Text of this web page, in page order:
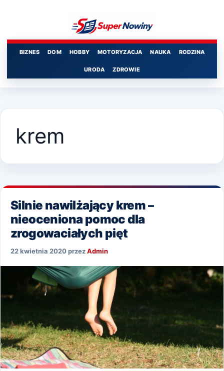
BIZNES DOM HOBBY MOTORYZACJA NAUKA RODZINA
URODA ZDROWIE
krem
Silnie nawilżający krem –
nieoceniona pomoc dla
zrogowaciałych pięt
22 kwietnia 2020przezAdmin